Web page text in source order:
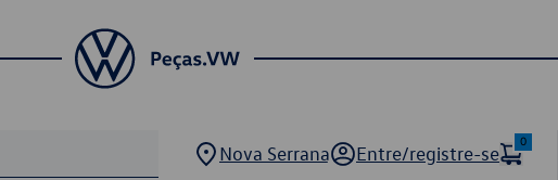
Nova Serrana Entre/registre-se
0